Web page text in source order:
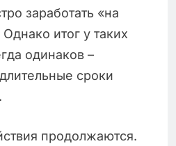
заработать «на
итог у таких
одинаков –
сроки
продолжаются.